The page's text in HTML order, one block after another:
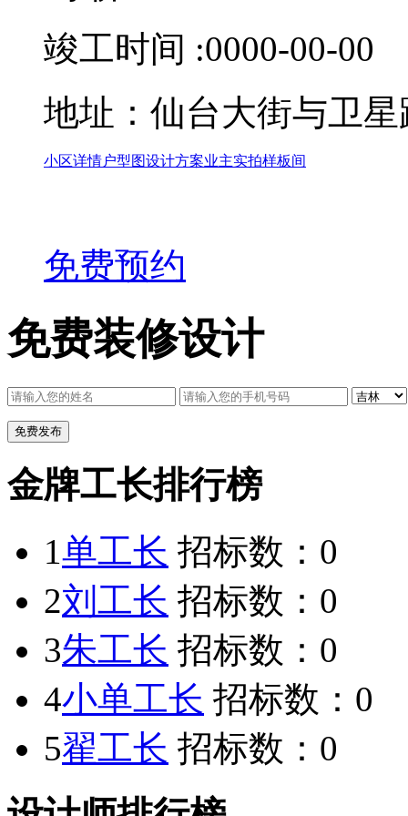
竣工时间 :0000-00-00
地址：仙台大街与卫
小区详情户型图设计方案业主实拍样板间
免费预约
免费装修设计
金牌工长排行榜
1单工长 招标数： 0
2刘工长 招标数： 0
3朱工长 招标数： 0
4小单工长 招标数： 0
5翟工长 招标数： 0